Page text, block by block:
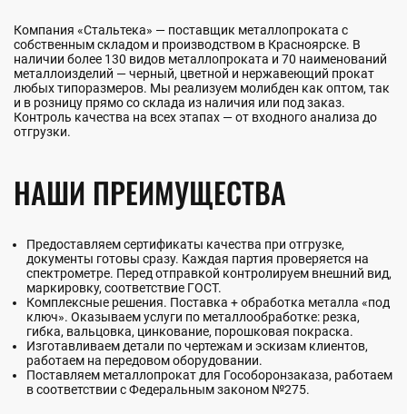
Компания «Стальтека» — поставщик металлопроката с
собственным складом и производством в Красноярске. В
наличии более 130 видов металлопроката и 70 наименований
металлоизделий — черный, цветной и нержавеющий прокат
любых типоразмеров. Мы реализуем молибден как оптом, так
и в розницу прямо со склада из наличия или под заказ.
Контроль качества на всех этапах — от входного анализа до
отгрузки.
НАШИ ПРЕИМУЩЕСТВА
Предоставляем сертификаты качества при отгрузке,
документы готовы сразу. Каждая партия проверяется на
спектрометре. Перед отправкой контролируем внешний вид,
маркировку, соответствие ГОСТ.
Комплексные решения. Поставка + обработка металла «под
ключ». Оказываем услуги по металлообработке: резка,
гибка, вальцовка, цинкование, порошковая покраска.
Изготавливаем детали по чертежам и эскизам клиентов,
работаем на передовом оборудовании.
Поставляем металлопрокат для Гособоронзаказа, работаем
в соответствии с Федеральным законом №275.